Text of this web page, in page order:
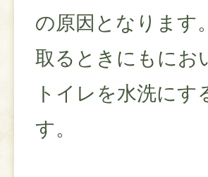
の原因となります
取るときにもにお
トイレを水洗に
す。